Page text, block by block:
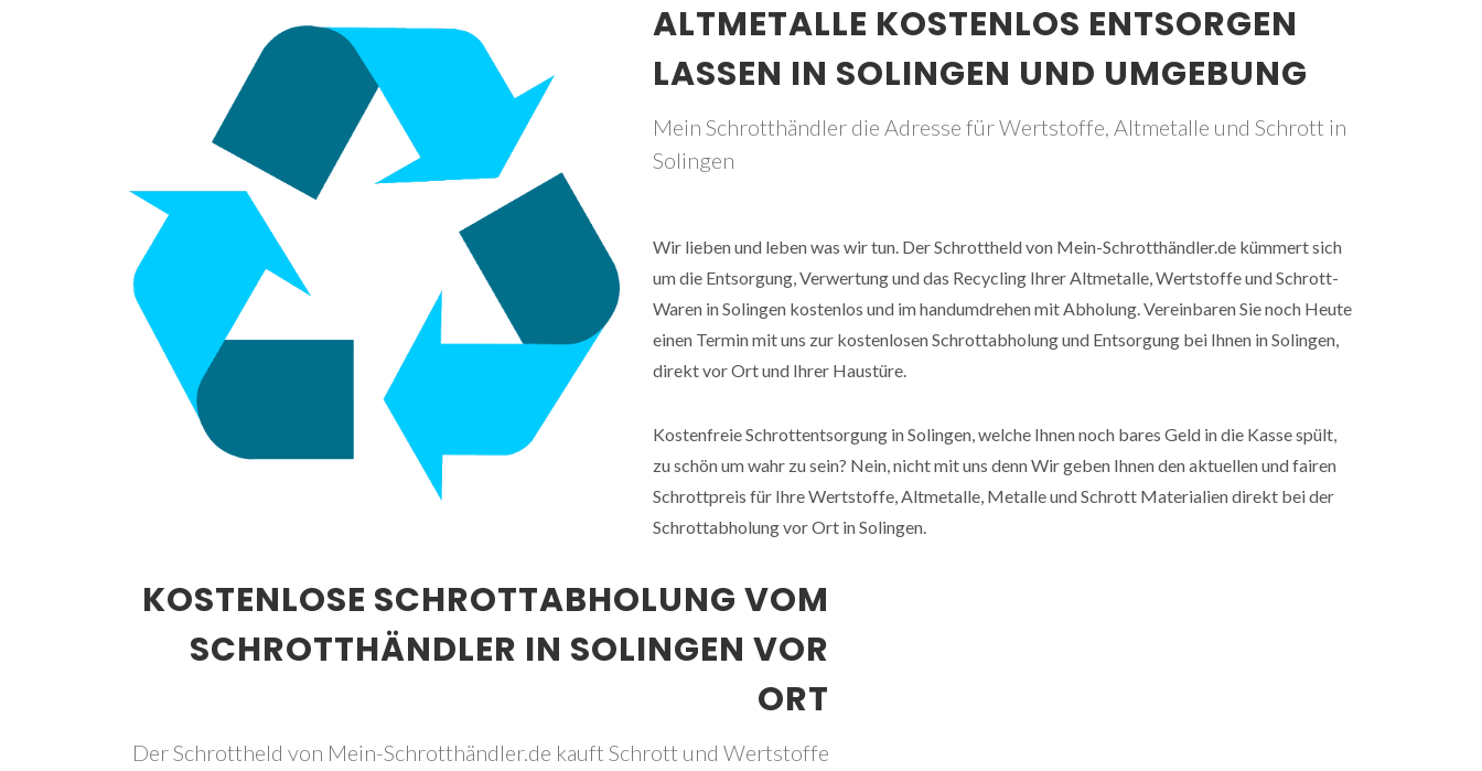
ALTMETALLE KOSTENLOS ENTSORGEN
LASSEN IN SOLINGEN UND UMGEBUNG
Mein Schrotthändler die Adresse für Wertstoffe, Altmetalle und Schrott in
Solingen
Wir lieben und leben was wir tun. Der Schrottheld von Mein-Schrotthändler.de kümmert sich
um die Entsorgung, Verwertung und das Recycling Ihrer Altmetalle, Wertstoffe und Schrott-
Waren in Solingen kostenlos und im handumdrehen mit Abholung. Vereinbaren Sie noch Heute
einen Termin mit uns zur kostenlosen Schrottabholung und Entsorgung bei Ihnen in Solingen,
direkt vor Ort und Ihrer Haustüre.
Kostenfreie Schrottentsorgung in Solingen, welche Ihnen noch bares Geld in die Kasse spült,
zu schön um wahr zu sein? Nein, nicht mit uns denn Wir geben Ihnen den aktuellen und fairen
Schrottpreis für Ihre Wertstoffe, Altmetalle, Metalle und Schrott Materialien direkt bei der
Schrottabholung vor Ort in Solingen.
KOSTENLOSE SCHROTTABHOLUNG VOM
SCHROTTHÄNDLER IN SOLINGEN VOR
ORT
Der Schrottheld von Mein-Schrotthändler.de kauft Schrott und Wertstoffe